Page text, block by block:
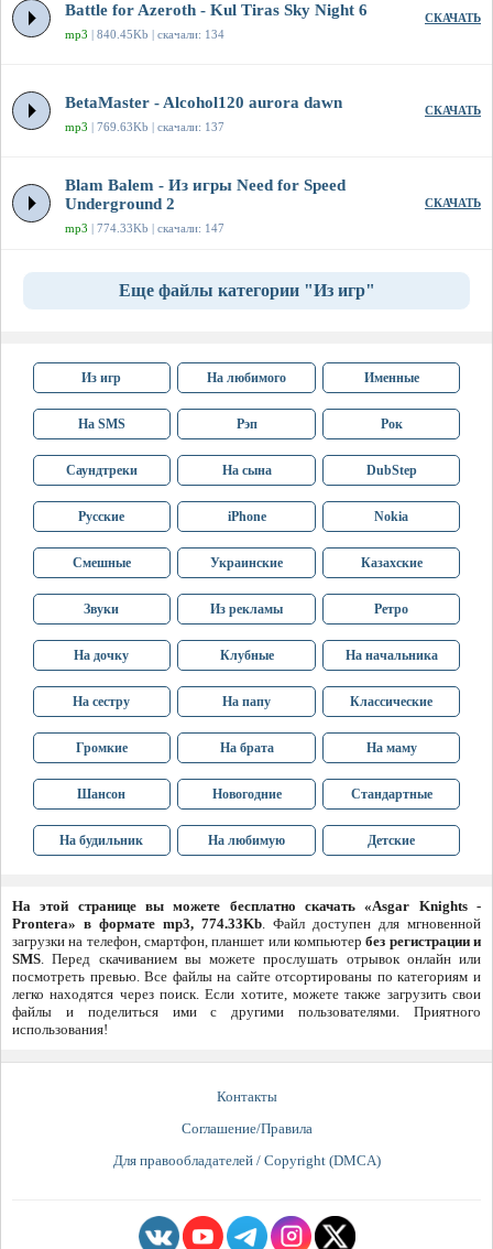
Battle for Azeroth - Kul Tiras Sky Night 6
mp3 | 840.45Kb | скачали: 134
СКАЧАТЬ
BetaMaster - Alcohol120 aurora dawn
mp3 | 769.63Kb | скачали: 137
СКАЧАТЬ
Blam Balem - Из игры Need for Speed
Underground 2
mp3 | 774.33Kb | скачали: 147
СКАЧАТЬ
Еще файлы категории "Из игр"
Из игр На любимого Именные
На SMS Рэп Рок
Саундтреки На сына DubStep
Русские iPhone Nokia
Смешные Украинские Казахские
Звуки Из рекламы Ретро
На дочку Клубные На начальника
На сестру На папу Классические
Громкие На брата На маму
Шансон Новогодние Стандартные
На будильник На любимую Детские
На этой странице вы можете бесплатно скачать «Asgar Knights -
Prontera» в формате mp3, 774.33Kb. Файл доступен для мгновенной
загрузки на телефон, смартфон, планшет или компьютербез регистрации и
SMS. Перед скачиванием вы можете прослушать отрывок онлайн или
посмотреть превью. Все файлы на сайте отсортированы по категориям и
легко находятся через поиск. Если хотите, можете также загрузить свои
файлы и поделиться ими с другими пользователями. Приятного
использования!
Контакты
Соглашение/Правила
Для правообладателей / Copyright (DMCA)